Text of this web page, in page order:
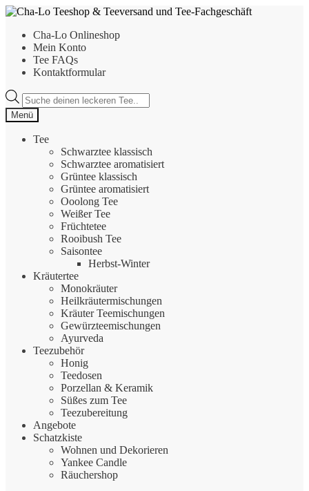
Zur
springen
Zum
springenCha-Lo Onlineshop
Mein Konto
Tee FAQs
Kontaktformular
Products
search
Menü
Tee
Schwarztee klassisch
Schwarztee aromatisiert
Grüntee klassisch
Grüntee aromatisiert
Ooolong Tee
Weißer Tee
Früchtetee
Rooibush Tee
Saisontee
Herbst-Winter
Kräutertee
Monokräuter
Heilkräutermischungen
Kräuter Teemischungen
Gewürzteemischungen
Ayurveda
Teezubehör
Honig
Teedosen
Porzellan & Keramik
Süßes zum Tee
Teezubereitung
Angebote
Schatzkiste
Wohnen und Dekorieren
Yankee Candle
Räuchershop